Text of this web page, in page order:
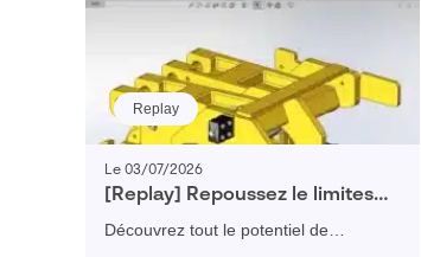
Replay
Le 03/07/2026
[Replay] Repoussez le limites
de votre conception avec
Découvrez tout le potentiel de